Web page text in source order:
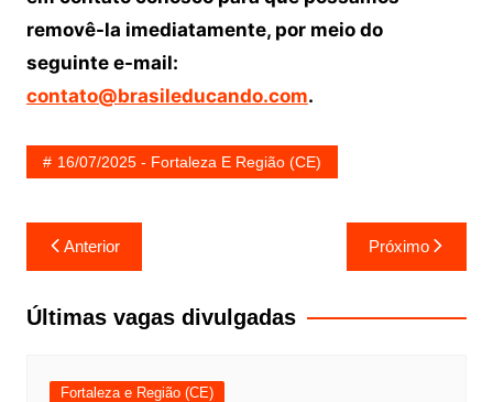
removê-la imediatamente, por meio do
seguinte e-mail:
contato@brasileducando.com.
16/07/2025 - Fortaleza E Região (CE)
Navegação
de
Post
Anterior Próximo
Últimas vagas divulgadas
Fortaleza e Região (CE)